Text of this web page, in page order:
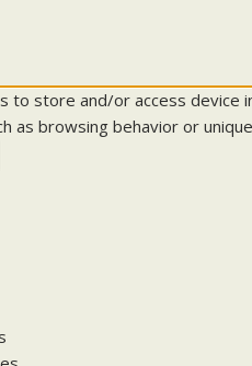
to store and/or access
as browsing behavior or